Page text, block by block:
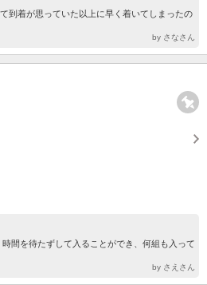
到着が思っていた以上に早く着いてしまったの
by さなさん
間を待たずして入ることができ、何組も入って
by さえさん